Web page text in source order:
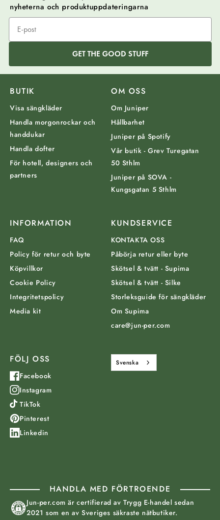
nyheterna och produktuppdateringarna
GET THE GOOD STUFF
BUTIK
Visa sängkläder
Handla morgonrockar och
handdukar
Handla dofter
För hotell, designers och
partners
OM OSS
Om Juniper
Hållbarhet
Juniper på Spotify
Vår butik - Grev Turegatan
50 Sthlm
Juniper på SOVA -
Kungsgatan 5 Sthlm
INFORMATION
FAQ
Policy för retur och byte
Köpvillkor
Cookie Policy
Integritetspolicy
Media kit
KUNDSERVICE
KONTAKTA OSS
Påbörja retur eller byte
Skötsel & tvätt - Supima
Skötsel & tvätt - Silke
Storleksguide för sängkläder
Om Supima
care@jun-per.com
FÖLJ OSS
Facebook
Instagram
TikTok
Pinterest
Linkedin
Svenska
HANDLA MED FÖRTROENDE
Jun-per.com är certifierad av Trygg E-handel sedan
2021 som en av Sveriges säkraste nätbutiker.